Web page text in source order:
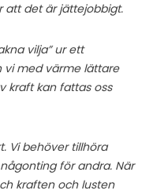
att det är jättejobbigt.
vilja” ur ett
vi med värme lättare
kraft kan fattas oss
Vi behöver tillhöra
för andra. När
kraften och lusten